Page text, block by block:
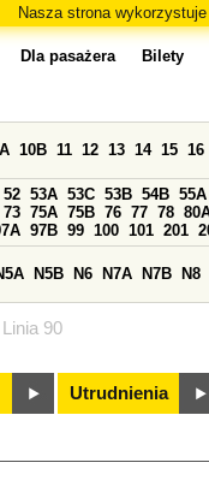
Nasza strona
Linia 90
Dla pasażera Bilety
10B 11 12 13 14 15 16
52 53A 53C 53B 54B 55A
73 75A 75B 76 77 78
97B 99 100 101 201
N5B N6 N7A N7B N8
Utrudnienia